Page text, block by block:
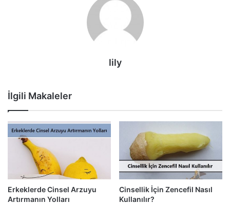
lily
İlgili Makaleler
Erkeklerde Cinsel Arzuyu
Artırmanın Yolları
Cinsellik İçin Zencefil Nasıl
Kullanılır?